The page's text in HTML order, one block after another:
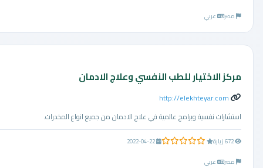
مصر
عربي
مركز الاختيار للطب النفسي وعلاج الادمان
http://elekhteyar.com
استشارات نفسية وبرامج عالمية في علاج الادمان من جميع انواع المخدرات.
0.0 من 5 نجوم
2022-04-22
مصر
عربي